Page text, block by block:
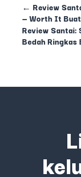
← Review
— Worth It Buat
Review
Bedah Ringkas